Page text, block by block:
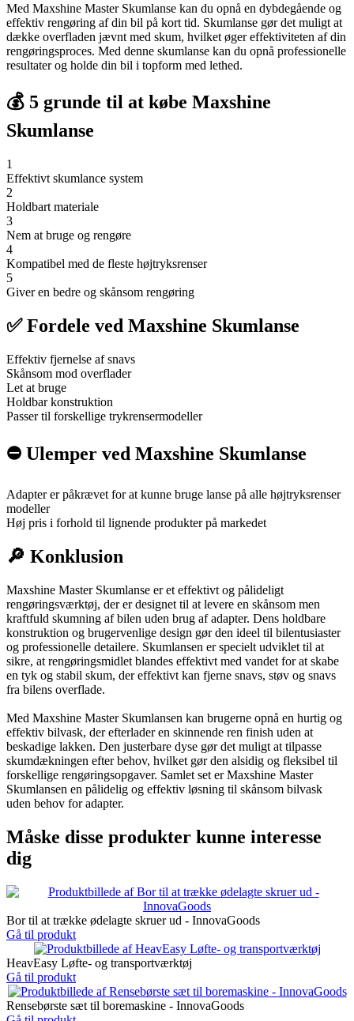
Med Maxshine Master Skumlanse kan du opnå en dybdegående og
effektiv rengøring af din bil på kort tid. Skumlanse gør det muligt at
dække overfladen jævnt med skum, hvilket øger effektiviteten af din
rengøringsproces. Med denne skumlanse kan du opnå professionelle
resultater og holde din bil i topform med lethed.
💰 5 grunde til at købe Maxshine
Skumlanse
1
Effektivt skumlance system
2
Holdbart materiale
3
Nem at bruge og rengøre
4
Kompatibel med de fleste højtryksrenser
5
Giver en bedre og skånsom rengøring
✅ Fordele ved Maxshine Skumlanse
Effektiv fjernelse af snavs
Skånsom mod overflader
Let at bruge
Holdbar konstruktion
Passer til forskellige trykrensermodeller
⛔️ Ulemper ved Maxshine Skumlanse
Adapter er påkrævet for at kunne bruge lanse på alle højtryksrenser
modeller
Høj pris i forhold til lignende produkter på markedet
🔎 Konklusion
Maxshine Master Skumlanse er et effektivt og pålideligt
rengøringsværktøj, der er designet til at levere en skånsom men
kraftfuld skumning af bilen uden brug af adapter. Dens holdbare
konstruktion og brugervenlige design gør den ideel til bilentusiaster
og professionelle detailere. Skumlansen er specielt udviklet til at
sikre, at rengøringsmidlet blandes effektivt med vandet for at skabe
en tyk og stabil skum, der effektivt kan fjerne snavs, støv og snavs
fra bilens overflade.
Med Maxshine Master Skumlansen kan brugerne opnå en hurtig og
effektiv bilvask, der efterlader en skinnende ren finish uden at
beskadige lakken. Den justerbare dyse gør det muligt at tilpasse
skumdækningen efter behov, hvilket gør den alsidig og fleksibel til
forskellige rengøringsopgaver. Samlet set er Maxshine Master
Skumlansen en pålidelig og effektiv løsning til skånsom bilvask
uden behov for adapter.
Måske disse produkter kunne interesse
dig
Bor til at trække ødelagte skruer ud - InnovaGoods
Gå til produkt
HeavEasy Løfte- og transportværktøj
Gå til produkt
Rensebørste sæt til boremaskine - InnovaGoods